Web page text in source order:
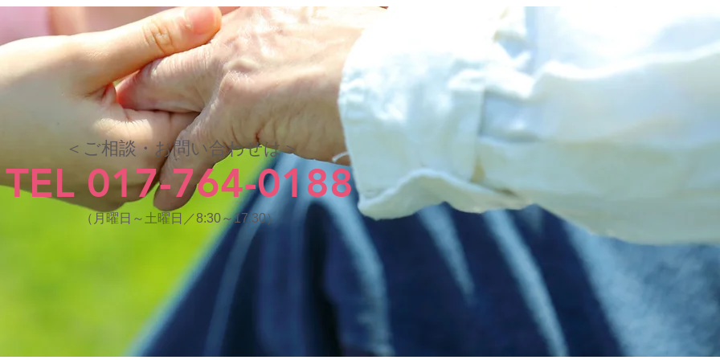
＜ご相談・お問い合わせは＞
TEL 017-764-0188
（月曜日～土曜日／8:30～17:30）